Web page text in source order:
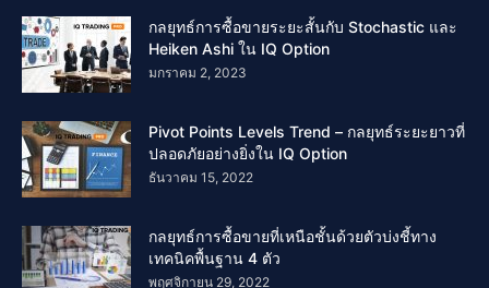
กลยุทธ์การซื้อขายระยะสั้นกับ Stochastic และ
Heiken Ashi ใน IQ Option
มกราคม 2, 2023
Pivot Points Levels Trend – กลยุทธ์ระยะยาวที่
ปลอดภัยอย่างยิ่งใน IQ Option
ธันวาคม 15, 2022
กลยุทธ์การซื้อขายที่เหนือชั้นด้วยตัวบ่งชี้ทาง
เทคนิคพื้นฐาน 4 ตัว
พฤศจิกายน 29, 2022